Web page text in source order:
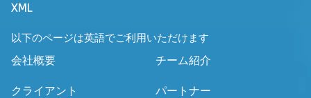
XML
以下のページは英語でご利用いただけます
会社概要
チーム紹介
クライアント パートナー